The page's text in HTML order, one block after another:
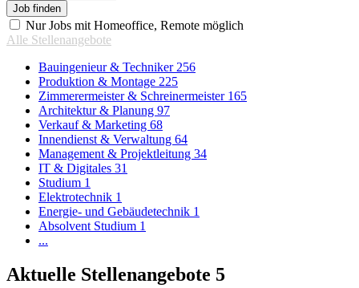
Nur Jobs mit Homeoffice, Remote möglich
Alle Stellenangebote
Bauingenieur & Techniker 256
Produktion & Montage 225
Zimmerermeister & Schreinermeister 165
Architektur & Planung 97
Verkauf & Marketing 68
Innendienst & Verwaltung 64
Management & Projektleitung 34
IT & Digitales 31
Studium 1
Elektrotechnik 1
Energie- und Gebäudetechnik 1
Absolvent Studium 1
...
Aktuelle Stellenangebote 5